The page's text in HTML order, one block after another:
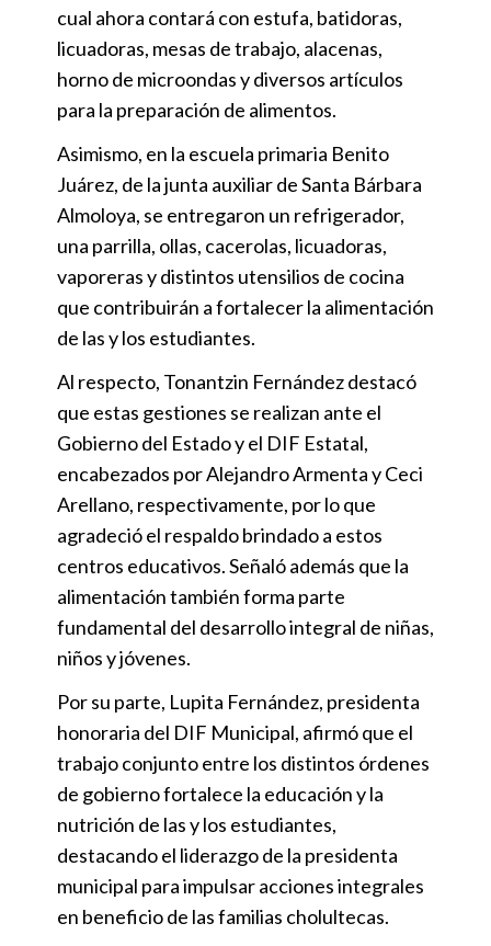
cual ahora contará con estufa, batidoras,
licuadoras, mesas de trabajo, alacenas,
horno de microondas y diversos artículos
para la preparación de alimentos.
Asimismo, en la escuela primaria Benito
Juárez, de la junta auxiliar de Santa Bárbara
Almoloya, se entregaron un refrigerador,
una parrilla, ollas, cacerolas, licuadoras,
vaporeras y distintos utensilios de cocina
que contribuirán a fortalecer la alimentación
de las y los estudiantes.
Al respecto, Tonantzin Fernández destacó
que estas gestiones se realizan ante el
Gobierno del Estado y el DIF Estatal,
encabezados por Alejandro Armenta y Ceci
Arellano, respectivamente, por lo que
agradeció el respaldo brindado a estos
centros educativos. Señaló además que la
alimentación también forma parte
fundamental del desarrollo integral de niñas,
niños y jóvenes.
Por su parte, Lupita Fernández, presidenta
honoraria del DIF Municipal, afirmó que el
trabajo conjunto entre los distintos órdenes
de gobierno fortalece la educación y la
nutrición de las y los estudiantes,
destacando el liderazgo de la presidenta
municipal para impulsar acciones integrales
en beneficio de las familias cholultecas.